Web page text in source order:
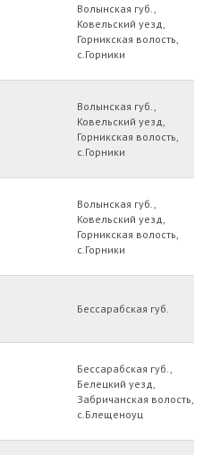
Волынская губ.,
Ковельский уезд,
Горникская волость,
с.Горники
Волынская губ.,
Ковельский уезд,
Горникская волость,
с.Горники
Волынская губ.,
Ковельский уезд,
Горникская волость,
с.Горники
Бессарабская губ.
Бессарабская губ.,
Белецкий уезд,
Забричанская волость,
с.Блещеноуц